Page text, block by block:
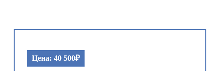
Цена: 40 500₽